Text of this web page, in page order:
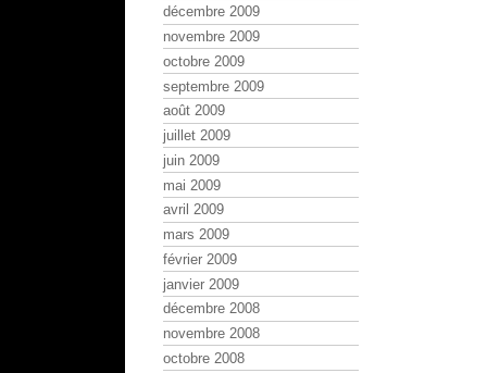
décembre 2009
novembre 2009
octobre 2009
septembre 2009
août 2009
juillet 2009
juin 2009
mai 2009
avril 2009
mars 2009
février 2009
janvier 2009
décembre 2008
novembre 2008
octobre 2008